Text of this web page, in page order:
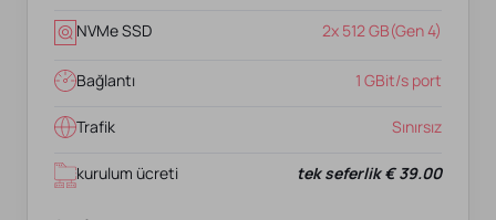
NVMe SSD 2x 512 GB(Gen 4)
Bağlantı 1 GBit/s port
Trafik Sınırsız
kurulum ücreti tek seferlik € 39.00